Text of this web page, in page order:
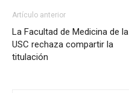
Artículo anterior
La Facultad de Medicina de la
USC rechaza compartir la
titulación